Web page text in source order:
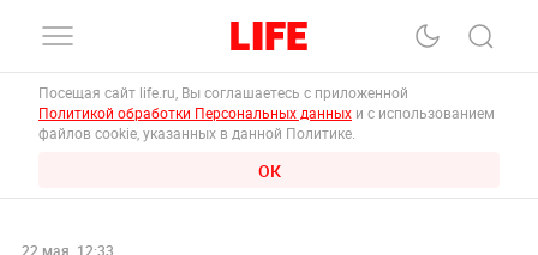
Посещая сайт life.ru, Вы соглашаетесь с приложенной
Политикой обработки Персональных данных и с использованием
файлов cookie, указанных в данной Политике.
ОК
22 мая, 12:33